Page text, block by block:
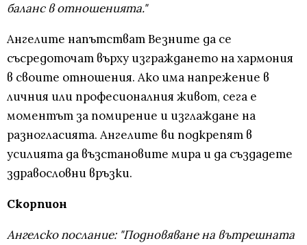
баланс в отношенията."
Ангелите напътстват Везните да се
съсредоточат върху изграждането на хармония
в своите отношения. Ако има напрежение в
личния или професионалния живот, сега е
моментът за помирение и изглаждане на
разногласията. Ангелите ви подкрепят в
усилията да възстановите мира и да създадете
здравословни връзки.
Скорпион
Ангелско послание: "Подновяване на вътрешната